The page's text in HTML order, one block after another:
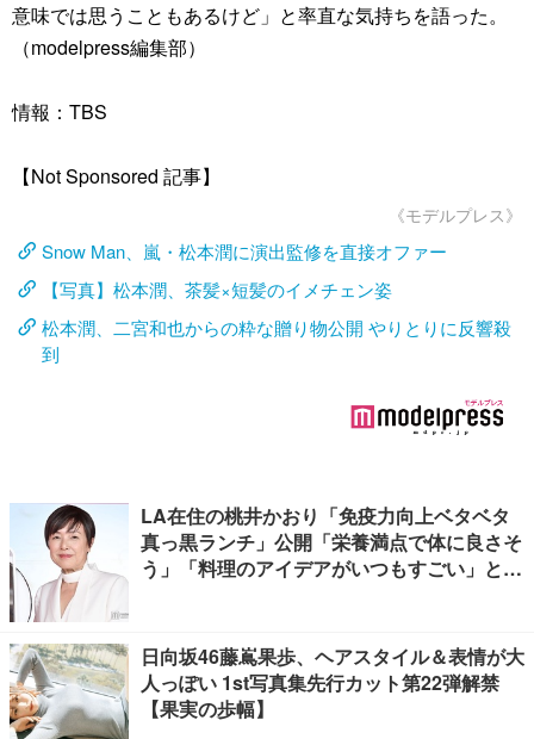
意味では思うこともあるけど」と率直な気持ちを語った。
（modelpress編集部）
情報：TBS
【Not Sponsored 記事】
《モデルプレス》
Snow Man、嵐・松本潤に演出監修を直接オファー
【写真】松本潤、茶髪×短髪のイメチェン姿
松本潤、二宮和也からの粋な贈り物公開 やりとりに反響殺
到
LA在住の桃井かおり「免疫力向上ベタベタ
真っ黒ランチ」公開「栄養満点で体に良さそ
う」「料理のアイデアがいつもすごい」と反
日向坂46藤嶌果歩、ヘアスタイル＆表情が大
人っぽい 1st写真集先行カット第22弾解禁
【果実の歩幅】